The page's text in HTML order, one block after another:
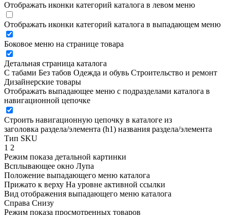
Отображать иконки категорий каталога в левом меню
Отображать иконки категорий каталога в выпадающем меню
Боковое меню на странице товара
Детальная страница каталога
С табами Без табов Одежда и обувь Строительство и ремонт
Дизайнерские товары
Отображать выпадающее меню с подразделами каталога в
навигационной цепочке
Строить навигационную цепочку в каталоге из
заголовка раздела/элемента (h1) названия раздела/элемента
Тип SKU
1 2
Режим показа детальной картинки
Всплывающее окно Лупа
Положение выпадающего меню каталога
Прижато к верху На уровне активной ссылки
Вид отображения выпадающего меню каталога
Справа Снизу
Режим показа просмотренных товаров